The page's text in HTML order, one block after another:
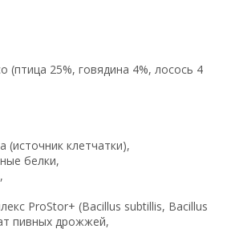
(птица 25%, говядина 4%, лосось 4
(источник клетчатки),
белки,
ProStor+ (Bacillus subtillis, Bacillus
пивных дрожжей,